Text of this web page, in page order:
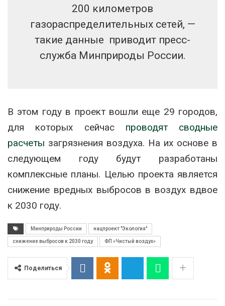
200 километров
газораспределительных сетей, —
такие данные приводит пресс-
служба Минприроды России.
В этом году в проект вошли еще 29 городов,
для которых сейчас проводят сводные
расчеты загрязнения воздуха. На их основе в
следующем году будут разработаны
комплексные планы. Целью проекта является
снижение вредных выбросов в воздух вдвое
к 2030 году.
Минприроды России нацпроект "Экология"
снижение выбросов к 2030 году ФП «Чистый воздух»
Поделиться